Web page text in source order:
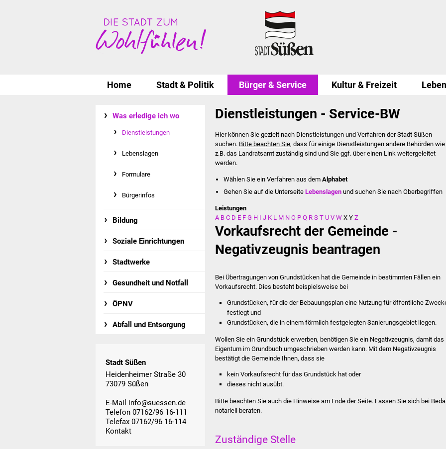
Home Stadt & Politik Bürger & Service Kultur & Freizeit
Was erledige ich wo
Dienstleistungen
Lebenslagen
Formulare
Bürgerinfos
Bildung
Soziale Einrichtungen
Stadtwerke
Gesundheit und Notfall
ÖPNV
Abfall und Entsorgung
Stadt Süßen
Heidenheimer Straße 30
73079 Süßen
E-Mail info@suessen.de
Telefon 07162/96 16-111
Telefax 07162/96 16-114
Kontakt
Dienstleistungen - Service-BW
Hier können Sie gezielt nach Dienstleistungen und Verfahren der Stadt Süßen
suchen. Bitte beachten Sie, dass für einige Dienstleistungen andere Behörden wie
z.B. das Landratsamt zuständig sind und Sie ggf. über einen Link weitergeleitet
werden.
Wählen Sie ein Verfahren aus dem Alphabet
Gehen Sie auf die UnterseiteLebenslagen und suchen Sie nach Oberbegriffen
Leistungen
A B C D E F G H I J K L M N O P Q R S T U V W X Y Z
Vorkaufsrecht der Gemeinde -
Negativzeugnis beantragen
Bei Übertragungen von Grundstücken hat die Gemeinde in bestimmten Fällen ein
Vorkaufsrecht. Dies besteht beispielsweise bei
Grundstücken, für die der Bebauungsplan eine Nutzung für öffentliche
festlegt und
Grundstücken, die in einem förmlich festgelegten Sanierungsgebiet liegen.
Wollen Sie ein Grundstück erwerben, benötigen Sie ein Negativzeugnis, damit das
Eigentum im Grundbuch umgeschrieben werden kann. Mit dem Negativzeugnis
bestätigt die Gemeinde Ihnen, dass sie
kein Vorkaufsrecht für das Grundstück hat oder
dieses nicht ausübt.
Bitte beachten Sie auch die Hinweise am Ende der Seite. Lassen Sie sich bei
notariell beraten.
Zuständige Stelle